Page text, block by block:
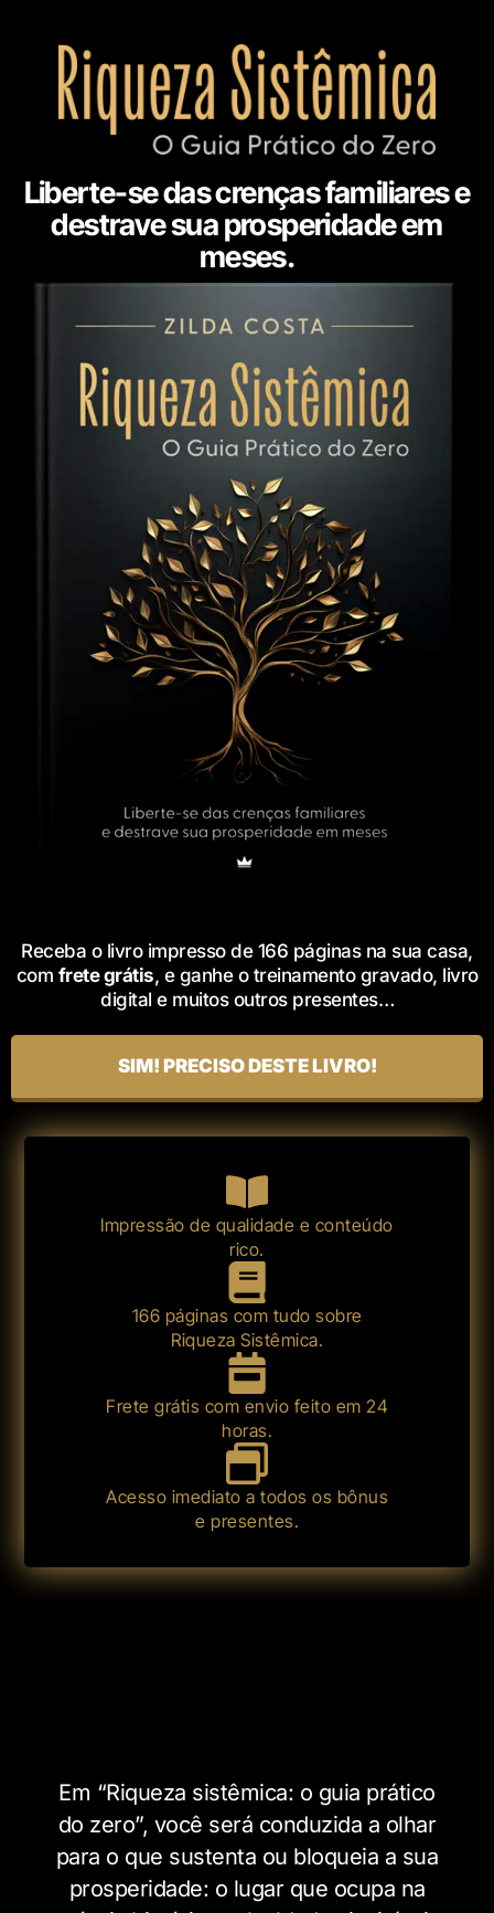
Liberte-se das crenças familiares e
destrave sua prosperidade em
meses.
Receba o livro impresso de 166 páginas na sua casa,
com frete grátis, e ganhe o treinamento gravado, livro
digital e muitos outros presentes…
SIM! PRECISO DESTE LIVRO!
Impressão de qualidade e conteúdo
rico.
166 páginas com tudo sobre
Riqueza Sistêmica.
Frete grátis com envio feito em 24
horas.
Acesso imediato a todos os bônus
e presentes.
Em “Riqueza sistêmica: o guia prático
do zero”, você será conduzida a olhar
para o que sustenta ou bloqueia a sua
prosperidade: o lugar que ocupa na